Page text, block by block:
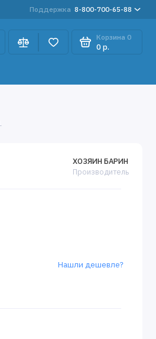
Поддержка 8-800-700-65-88
Корзина 0
0 р.
ХОЗЯИН БАРИН
Производитель
Нашли дешевле?